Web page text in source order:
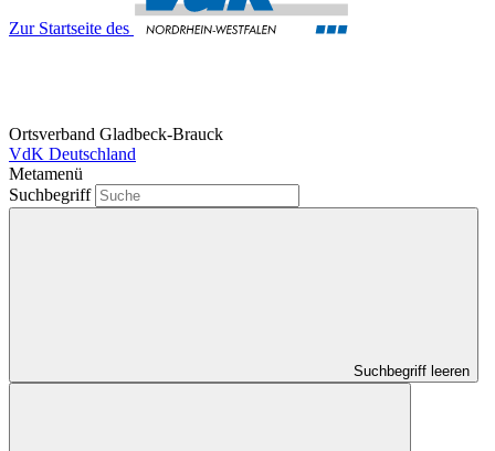
Zur Startseite des
Ortsverband Gladbeck-Brauck
VdK Deutschland
Metamenü
Suchbegriff
Suchbegriff leeren